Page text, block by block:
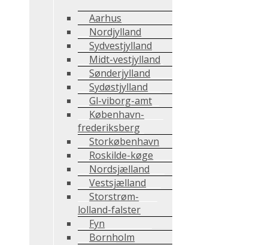
Aarhus
Nordjylland
Sydvestjylland
Midt-vestjylland
Sønderjylland
Sydøstjylland
Gl-viborg-amt
København-
frederiksberg
Storkøbenhavn
Roskilde-køge
Nordsjælland
Vestsjælland
Storstrøm-
lolland-falster
Fyn
Bornholm